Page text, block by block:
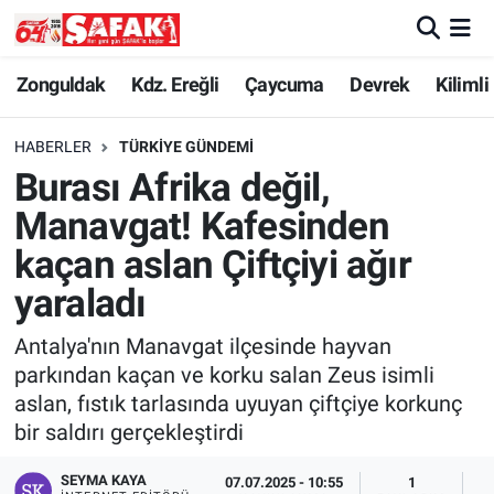
Zonguldak Kdz. Ereğli Çaycuma Devrek Kilimli
HABERLER TÜRKIYE GÜNDEMI
Burası Afrika değil,
Manavgat! Kafesinden
kaçan aslan Çiftçiyi ağır
yaraladı
Antalya'nın Manavgat ilçesinde hayvan
parkından kaçan ve korku salan Zeus isimli
aslan, fıstık tarlasında uyuyan çiftçiye korkunç
bir saldırı gerçekleştirdi
SEYMA KAYA 07.07.2025 - 10:55 1
Zonguldak
Kdz. Ereğli
Çaycuma
Devrek
Kilimli
Asayiş
Spor
Resmi İlan
Zonguldak Nöbetçi Eczaneler
Zonguldak Hava Durumu
Zonguldak Namaz Vakitleri
Zonguldak Trafik Yoğunluk Haritası
Süper Lig Puan Durumu ve Fikstür
Tüm Manşetler
Son Dakika Haberleri
Haber Arşivi